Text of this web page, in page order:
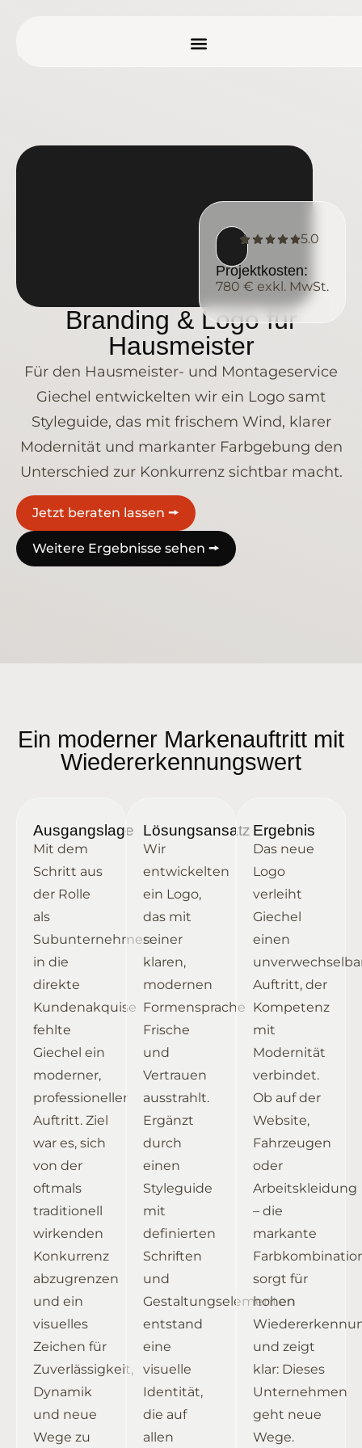
Branding & Logo für
Hausmeister
Für den Hausmeister- und Montageservice
Giechel entwickelten wir ein Logo samt
Styleguide, das mit frischem Wind, klarer
Modernität und markanter Farbgebung den
Unterschied zur Konkurrenz sichtbar macht.
Jetzt beraten lassen 🠚
Weitere Ergebnisse sehen 🠚
5.0
Projektkosten:
780 € exkl. MwSt.
Ein moderner Markenauftritt mit
Wiedererkennungswert
Ausgangslage
Mit dem
Schritt aus
der Rolle
als
Subunternehmen
in die
direkte
Kundenakquise
fehlte
Giechel ein
moderner,
professioneller
Auftritt. Ziel
war es, sich
von der
oftmals
traditionell
wirkenden
Konkurrenz
abzugrenzen
und ein
visuelles
Zeichen für
Zuverlässigkeit,
Dynamik
und neue
Wege zu
Lösungsansatz
Wir
entwickelten
ein Logo,
das mit
seiner
klaren,
modernen
Formensprache
Frische
und
Vertrauen
ausstrahlt.
Ergänzt
durch
einen
Styleguide
mit
definierten
Schriften
und
Gestaltungselementen
entstand
eine
visuelle
Identität,
die auf
allen
Ergebnis
Das neue
Logo
verleiht
Giechel
einen
Auftritt, der
Kompetenz
mit
Modernität
verbindet.
Ob auf der
Website,
Fahrzeugen
oder
Arbeitskleidung
– die
markante
sorgt für
hohen
und zeigt
klar: Dieses
Unternehmen
geht neue
Wege.